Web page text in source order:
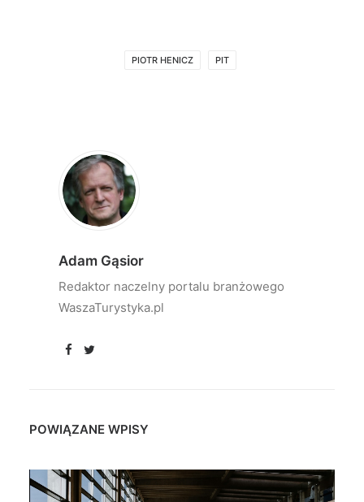
PIOTR HENICZ PIT
Adam Gąsior
Redaktor naczelny portalu branżowego
WaszaTurystyka.pl
POWIĄZANE WPISY